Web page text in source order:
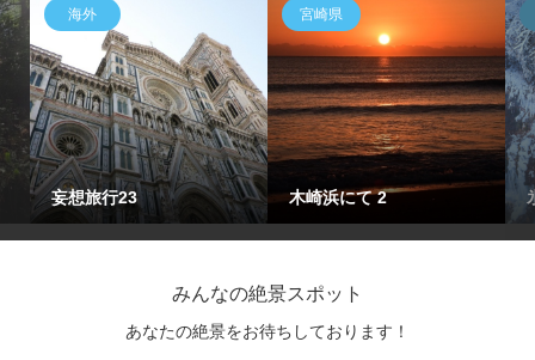
海外
妄想旅行23
宮崎県
木崎浜にて 2
みんなの絶景スポット
あなたの絶景をお待ちしております！